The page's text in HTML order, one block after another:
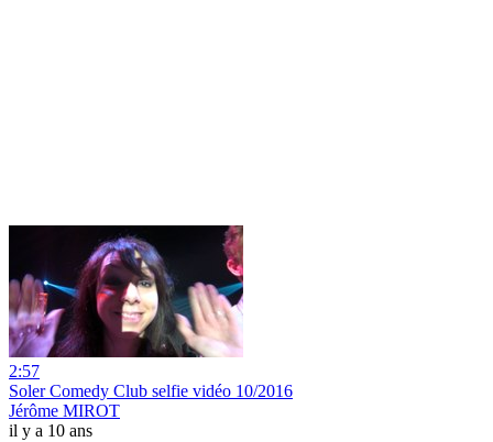
2:57
Soler Comedy Club selfie vidéo 10/2016
Jérôme MIROT
il y a 10 ans